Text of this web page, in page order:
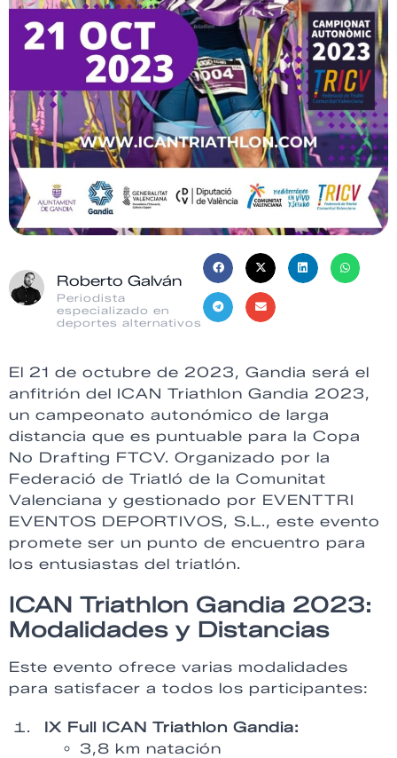
Roberto Galván
Periodista
especializado en
deportes alternativos
El 21 de octubre de 2023, Gandia será el
anfitrión del ICAN Triathlon Gandia 2023,
un campeonato autonómico de larga
distancia que es puntuable para la Copa
No Drafting FTCV. Organizado por la
Federació de Triatló de la Comunitat
Valenciana y gestionado por EVENTTRI
EVENTOS DEPORTIVOS, S.L., este evento
promete ser un punto de encuentro para
los entusiastas del triatlón.
ICAN Triathlon Gandia 2023:
Modalidades y Distancias
Este evento ofrece varias modalidades
para satisfacer a todos los participantes:
IX Full ICAN Triathlon Gandia:
3,8 km natación